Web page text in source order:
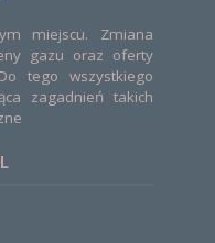
miejscu. Zmiana
gazu oraz oferty
tego wszystkiego
zagadnień takich